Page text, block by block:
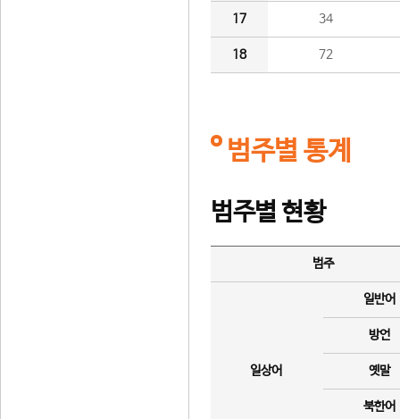
17 34
18 72
범주별 통계
범주별 현황
범주
일상어
일반어
방언
옛말
북한어